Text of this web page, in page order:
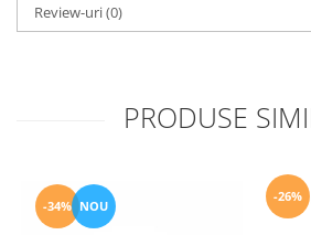
Review-uri(0)
PRODUSE
-34% NOU
-26%